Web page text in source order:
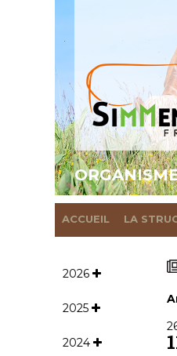
ACCUEIL LA
2026
2025
2024